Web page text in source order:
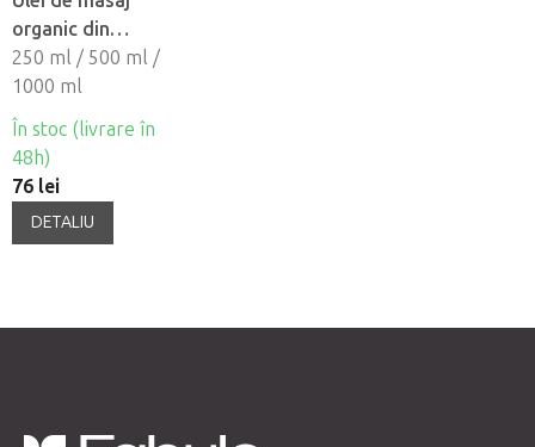
organic din
plante Saloos
body EROTIKA
250 ml / 500 ml /
1000 ml
În stoc (livrare în
48h)
76 lei
DETALIU